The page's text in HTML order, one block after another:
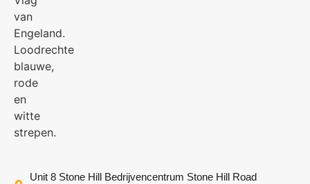
Unit 8 Stone Hill Bedrijvencentrum Stone Hill Road